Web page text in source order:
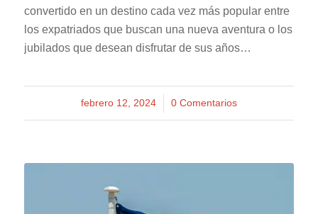
convertido en un destino cada vez más popular entre
los expatriados que buscan una nueva aventura o los
jubilados que desean disfrutar de sus años…
febrero 12, 2024
/ 0 Comentarios